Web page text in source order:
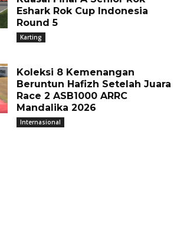
Eshark Rok Cup Indonesia
Round 5
Karting
Koleksi 8 Kemenangan
Beruntun Hafizh Setelah Juara
Race 2 ASB1000 ARRC
Mandalika 2026
Internasional